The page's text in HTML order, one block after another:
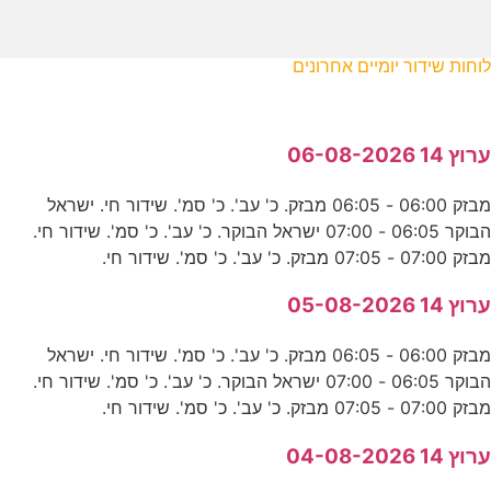
לוחות שידור יומיים אחרונים
ערוץ 14 06-08-2026
מבזק 06:00 - 06:05 מבזק. כ' עב'. כ' סמ'. שידור חי. ישראל
הבוקר 06:05 - 07:00 ישראל הבוקר. כ' עב'. כ' סמ'. שידור חי.
מבזק 07:00 - 07:05 מבזק. כ' עב'. כ' סמ'. שידור חי.
ערוץ 14 05-08-2026
מבזק 06:00 - 06:05 מבזק. כ' עב'. כ' סמ'. שידור חי. ישראל
הבוקר 06:05 - 07:00 ישראל הבוקר. כ' עב'. כ' סמ'. שידור חי.
מבזק 07:00 - 07:05 מבזק. כ' עב'. כ' סמ'. שידור חי.
ערוץ 14 04-08-2026